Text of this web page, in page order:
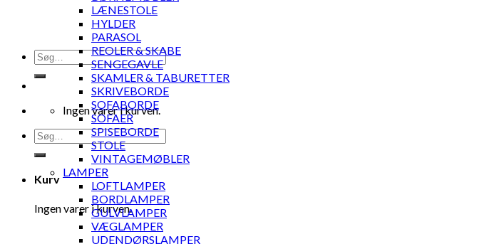
Søg
efter:
Ingen varer i kurven.
Søg
efter:
Kurv
Ingen varer i kurven.
LÆNESTOLE
HYLDER
PARASOL
REOLER & SKABE
SENGEGAVLE
SKAMLER & TABURETTER
SKRIVEBORDE
SOFABORDE
SOFAER
SPISEBORDE
STOLE
VINTAGEMØBLER
LAMPER
LOFTLAMPER
BORDLAMPER
GULVLAMPER
VÆGLAMPER
UDENDØRSLAMPER